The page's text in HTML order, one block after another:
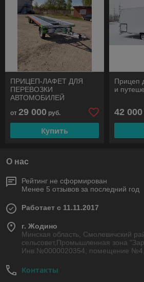
ПРИЦЕП-ЛАФЕТ ДЛЯ
ПЕРЕВОЗКИ
АВТОМОБИЛЕЙ
ПОВОРОТНОЙ ОСЬЮ
от 29 000 руб.
Купить
Прицеп
и
42 000
О нас
Рейтинг не сформирован
Менее 5 отзывов за последний год
Работает с 11.11.2017
г. Жодино
Минская область, Смолевичский
сельсовет,Промышленная зона
Инв.№0000020354, помещение
Контакты